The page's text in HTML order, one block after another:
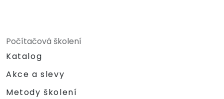
Počítačová školení
Katalog
Akce a slevy
Metody školení